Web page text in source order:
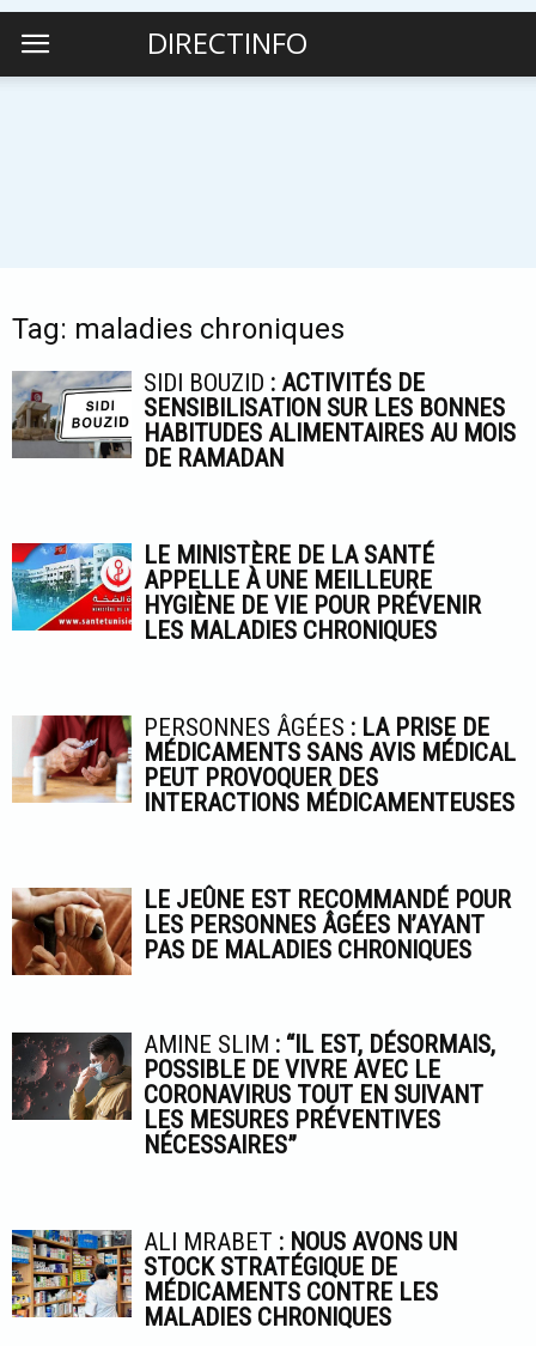
DIRECTINFO
Tag: maladies chroniques
SIDI BOUZID : ACTIVITÉS DE
SENSIBILISATION SUR LES BONNES
HABITUDES ALIMENTAIRES AU MOIS
DE RAMADAN
LE MINISTÈRE DE LA SANTÉ
APPELLE À UNE MEILLEURE
HYGIÈNE DE VIE POUR PRÉVENIR
LES MALADIES CHRONIQUES
PERSONNES ÂGÉES : LA PRISE DE
MÉDICAMENTS SANS AVIS MÉDICAL
PEUT PROVOQUER DES
INTERACTIONS MÉDICAMENTEUSES
LE JEÛNE EST RECOMMANDÉ POUR
LES PERSONNES ÂGÉES N’AYANT
PAS DE MALADIES CHRONIQUES
AMINE SLIM : “IL EST, DÉSORMAIS,
POSSIBLE DE VIVRE AVEC LE
CORONAVIRUS TOUT EN SUIVANT
LES MESURES PRÉVENTIVES
NÉCESSAIRES”
ALI MRABET : NOUS AVONS UN
STOCK STRATÉGIQUE DE
MÉDICAMENTS CONTRE LES
MALADIES CHRONIQUES